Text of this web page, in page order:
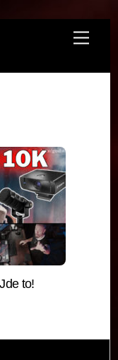
Menu
to!